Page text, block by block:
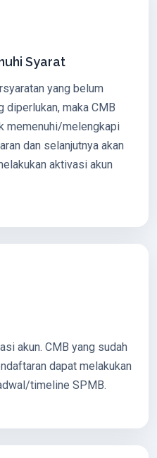
Syarat
yang belum
diperlukan, maka CMB
memenuhi/melengkapi
dan selanjutnya akan
aktivasi akun
akun. CMB yang sudah
dapat melakukan
timeline SPMB.